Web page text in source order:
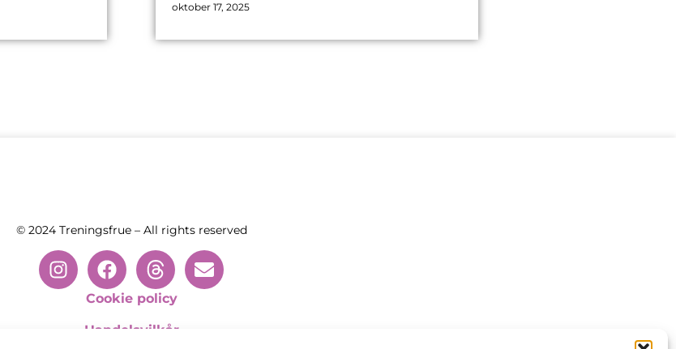
oktober 17, 2025
© 2024 Treningsfrue – All rights reserved
Cookie policy
Handelsvilkår